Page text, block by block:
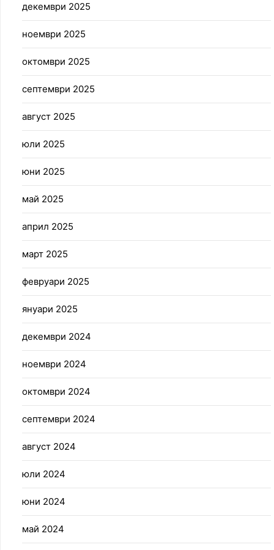
декември 2025
ноември 2025
октомври 2025
септември 2025
август 2025
юли 2025
юни 2025
май 2025
април 2025
март 2025
февруари 2025
януари 2025
декември 2024
ноември 2024
октомври 2024
септември 2024
август 2024
юли 2024
юни 2024
май 2024